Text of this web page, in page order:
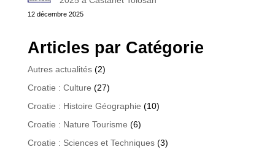
12 décembre 2025
Articles par Catégorie
Autres actualités(2)
Croatie : Culture (27)
Croatie : Histoire Géographie (10)
Croatie : Nature Tourisme (6)
Croatie : Sciences et Techniques(3)